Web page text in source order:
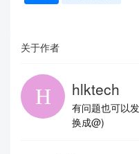
关于作者
hlktech
有问题也可以
换成@)